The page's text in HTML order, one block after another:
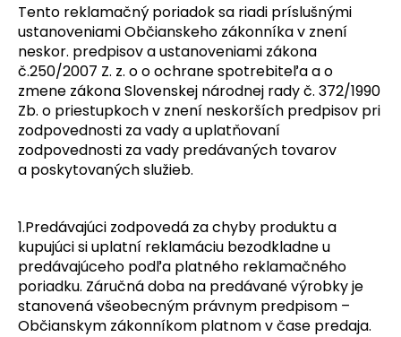
Tento reklamačný poriadok sa riadi príslušnými
ustanoveniami Občianskeho zákonníka v znení
neskor. predpisov a ustanoveniami zákona
č.250/2007 Z. z. o o ochrane spotrebiteľa a o
zmene zákona Slovenskej národnej rady č. 372/1990
Zb. o priestupkoch v znení neskorších predpisov pri
zodpovednosti za vady a uplatňovaní
zodpovednosti za vady predávaných tovarov
a poskytovaných služieb.
1.Predávajúci zodpovedá za chyby produktu a
kupujúci si uplatní reklamáciu bezodkladne u
predávajúceho podľa platného reklamačného
poriadku. Záručná doba na predávané výrobky je
stanovená všeobecným právnym predpisom –
Občianskym zákonníkom platnom v čase predaja.
e
b
u
j
e
t
e
n
j
s
ť
?